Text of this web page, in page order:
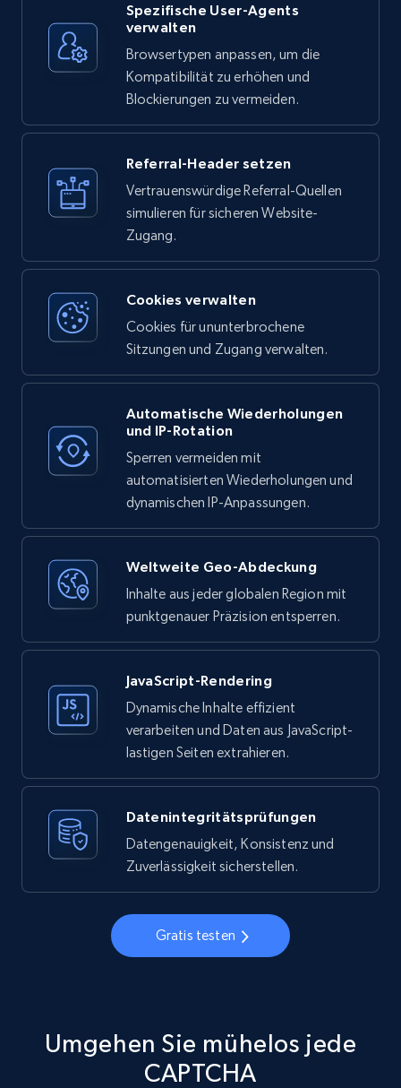
Spezifische User-Agents
verwalten
Browsertypen anpassen, um die
Kompatibilität zu erhöhen und
Blockierungen zu vermeiden.
Referral-Header setzen
Vertrauenswürdige Referral-Quellen
simulieren für sicheren Website-
Zugang.
Cookies verwalten
Cookies für ununterbrochene
Sitzungen und Zugang verwalten.
Automatische Wiederholungen
und IP-Rotation
Sperren vermeiden mit
automatisierten Wiederholungen und
dynamischen IP-Anpassungen.
Weltweite Geo-Abdeckung
Inhalte aus jeder globalen Region mit
punktgenauer Präzision entsperren.
JavaScript-Rendering
Dynamische Inhalte effizient
verarbeiten und Daten aus JavaScript-
lastigen Seiten extrahieren.
Datenintegritätsprüfungen
Datengenauigkeit, Konsistenz und
Zuverlässigkeit sicherstellen.
Gratis testen
Umgehen Sie mühelos jede
CAPTCHA